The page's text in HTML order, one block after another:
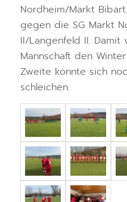
Nordheim/Markt
gegen die SG Markt
II/Langenfeld II.
Mannschaft den
Zweite konnte sich
schleichen.